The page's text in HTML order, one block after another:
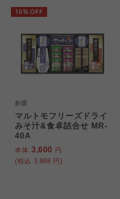
創愛
マルトモフリーズドライ
みそ汁&食卓詰合せ MR-
40A
本体 3,600 円
(税込 3,888 円)
10%OFF